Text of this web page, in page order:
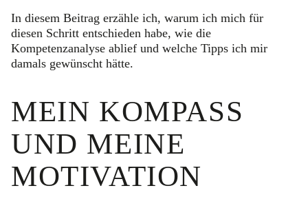
In diesem Beitrag erzähle ich, warum ich mich für
diesen Schritt entschieden habe, wie die
Kompetenzanalyse ablief und welche Tipps ich mir
damals gewünscht hätte.
MEIN KOMPASS
UND MEINE
MOTIVATION